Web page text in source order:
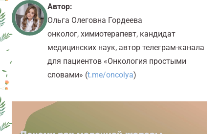
Автор:
Ольга Олеговна Гордеева
онколог, химиотерапевт, кандидат
медицинских наук, автор телеграм-канала
для пациентов «Онкология простыми
словами» (t.me/oncolya)
Видеоплеер